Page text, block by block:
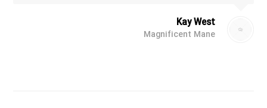
Kay West
Magnificent Mane